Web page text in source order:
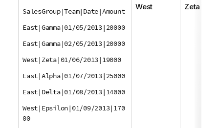
SalesGroup|Team|Date|Amount
East|Gamma|01/05/2013|20000
East|Gamma|02/05/2013|20000
West|Zeta|01/06/2013|19000
East|Alpha|01/07/2013|25000
East|Delta|01/08/2013|14000
West|Epsilon|01/09/2013|170
00
West
Zeta